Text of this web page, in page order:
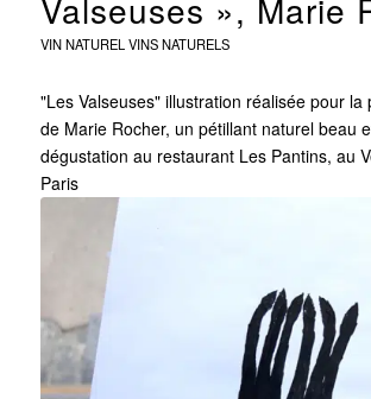
VIN NATUREL VINS NATURELS
"Les Valseuses" illustration réalisée pour la
de Marie Rocher, un pétillant naturel beau
dégustation au restaurant Les Pantins, au
Paris